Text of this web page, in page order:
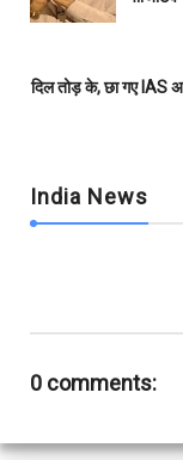
o
k
r
p
दिल तोड़ के, छा गए IAS
India News
0 comments: